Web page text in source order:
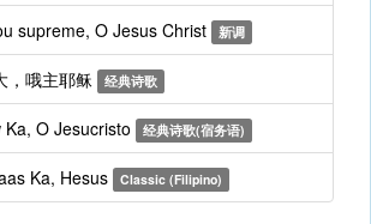
supreme, O Jesus Christ 新调
，哦主耶稣 经典诗歌
O Jesucristo 经典诗歌(宿务语)
Ka, Hesus Classic (Filipino)